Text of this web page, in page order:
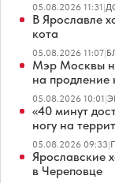
05.08.2026 11:31|
В Ярославле
кота
05.08.2026 11:07|
Мэр Москвы
на продление
05.08.2026 10:01|
«40 минут
ногу на
05.08.2026 09:33|
Ярославские
в Череповце